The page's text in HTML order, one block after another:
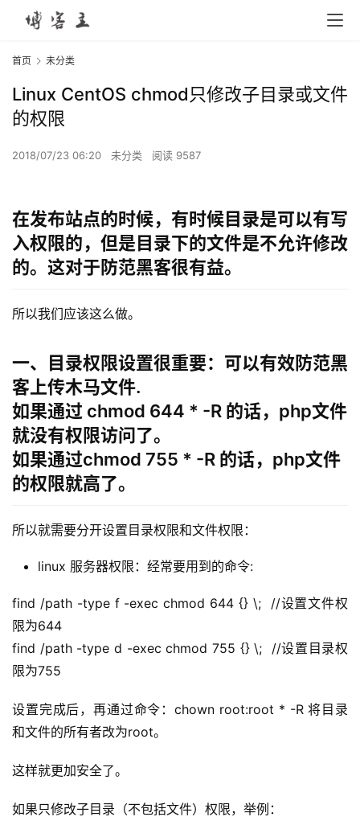
首页 未分类
Linux CentOS chmod只修改子目录或文件
的权限
2018/07/23 06:20 未分类 阅读 9587
在发布站点的时候，有时候目录是可以有写
入权限的，但是目录下的文件是不允许修改
的。这对于防范黑客很有益。
所以我们应该这么做。
一、目录权限设置很重要：可以有效防范黑
客上传木马文件.
如果通过 chmod 644 * -R 的话，php文件
就没有权限访问了。
如果通过chmod 755 * -R 的话，php文件
的权限就高了。
所以就需要分开设置目录权限和文件权限：
linux 服务器权限：经常要用到的命令:
find /path -type f -exec chmod 644 {} \;  //设置文件权
限为644
find /path -type d -exec chmod 755 {} \;  //设置目录权
限为755
设置完成后，再通过命令：chown root:root * -R 将目录
和文件的所有者改为root。
这样就更加安全了。
如果只修改子目录（不包括文件）权限，举例：